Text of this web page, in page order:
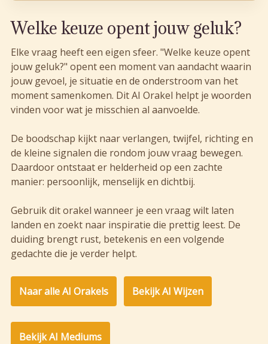
Welke keuze opent jouw geluk?
Elke vraag heeft een eigen sfeer. "Welke keuze opent
jouw geluk?" opent een moment van aandacht waarin
jouw gevoel, je situatie en de onderstroom van het
moment samenkomen. Dit AI Orakel helpt je woorden
vinden voor wat je misschien al aanvoelde.
De boodschap kijkt naar verlangen, twijfel, richting en
de kleine signalen die rondom jouw vraag bewegen.
Daardoor ontstaat er helderheid op een zachte
manier: persoonlijk, menselijk en dichtbij.
Gebruik dit orakel wanneer je een vraag wilt laten
landen en zoekt naar inspiratie die prettig leest. De
duiding brengt rust, betekenis en een volgende
gedachte die je verder helpt.
Naar alle AI Orakels Bekijk AI Wijzen
Bekijk AI Mediums